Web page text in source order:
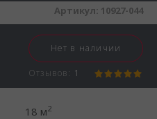
Нет в наличии
Отзывов: 1
Артикул: 10927-044
18 м2